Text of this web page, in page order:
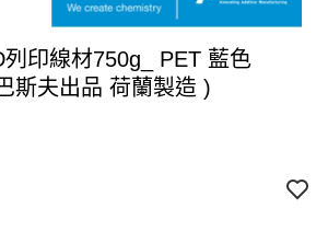
印線材750g_ PET 藍色
斯夫出品 荷蘭製造 )